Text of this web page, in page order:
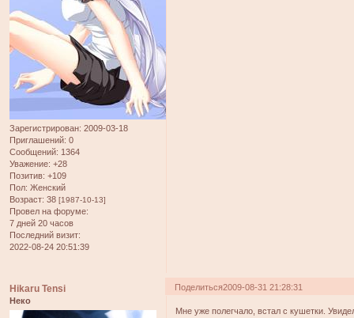
Зарегистрирован: 2009-03-18
Приглашений: 0
Сообщений: 1364
Уважение: +28
Позитив: +109
Пол: Женский
Возраст: 38 [1987-10-13]
Провел на форуме:
7 дней 20 часов
Последний визит:
2022-08-24 20:51:39
Поделиться2009-08-31 21:28:31
Hikaru Tensi
Неко
Мне уже полегчало, встал с кушетки.